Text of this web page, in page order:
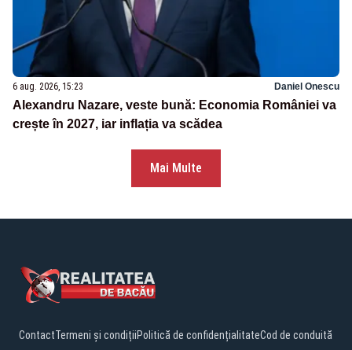
6 aug. 2026, 15:23 Daniel Onescu
Alexandru Nazare, veste bună: Economia României va
crește în 2027, iar inflația va scădea
Mai Multe
ContactTermeni și condițiiPolitică de confidențialitateCod de conduită